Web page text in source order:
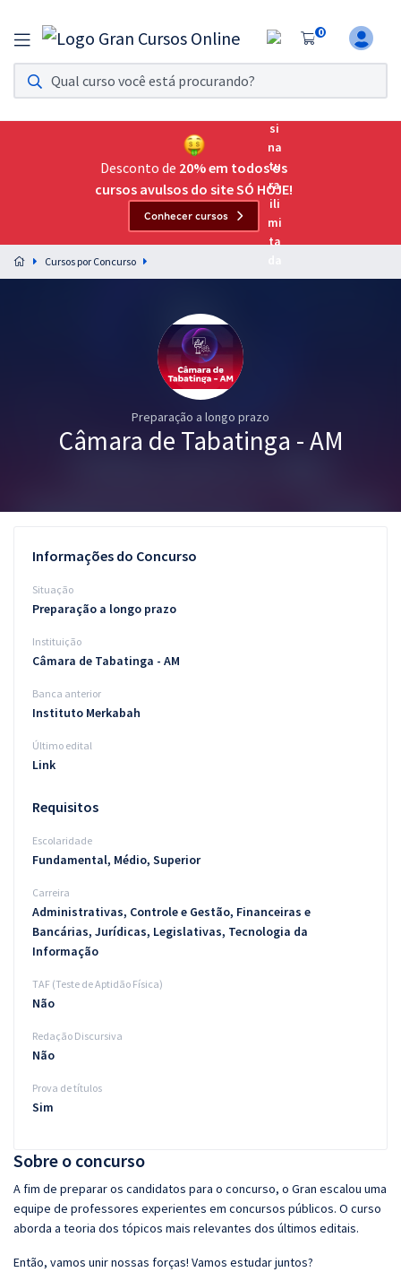
0
Assinatura Ilimitada 11
Acesso a todos os cursos. Teste grátis por 7 dias!
Assinatura OAB Até Passar
Acesso ilimitado a toda preparação para o Exame da
Preparação completa e intensiva para as principais
residências em saúde do Brasil
Graduação
Questões grátis
Blog
Aprovados
Atendimento
Desconto de 20% em todos os
cursos avulsos do site SÓ HOJE!
Conhecer cursos
Cursos por Concurso
Preparação a longo prazo
Câmara de Tabatinga - AM
Sobre o concurso
A fim de preparar os candidatos para o concurso, o Gran escalou uma
equipe de professores experientes em concursos públicos. O curso
aborda a teoria dos tópicos mais relevantes dos últimos editais.
Então, vamos unir nossas forças! Vamos estudar juntos?
Informações do Concurso
Situação
Preparação a longo prazo
Instituição
Câmara de Tabatinga - AM
Banca anterior
Instituto Merkabah
Último edital
Link
Requisitos
Escolaridade
Fundamental, Médio, Superior
Carreira
Administrativas, Controle e Gestão, Financeiras e
Bancárias, Jurídicas, Legislativas, Tecnologia da
Informação
TAF (Teste de Aptidão Física)
Não
Redação Discursiva
Não
Prova de títulos
Sim